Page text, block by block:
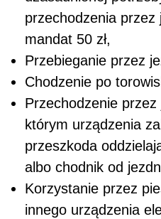
przechodzenia
mandat 50 zł,
Przebieganie przez
Chodzenie po
Przechodzenie
którym urządzenia
przeszkoda
albo chodnik od
Korzystanie przez
innego urządzenia